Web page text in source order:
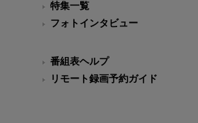
特集一覧
フォトインタビュー
番組表ヘルプ
リモート録画予約ガイド